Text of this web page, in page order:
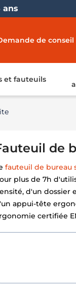
de conseil
et fauteuils
de
fauteuil de bureau
plus de 7h
d'un dossier
appui-tête
certifiée